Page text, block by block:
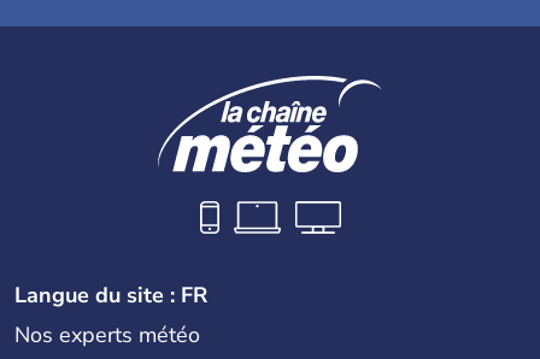
Langue du site : FR
Nos experts météo